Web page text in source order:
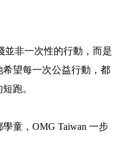
並非一次性的行動，而是
望每一次公益行動，都
跑。
童，OMG Taiwan 一步